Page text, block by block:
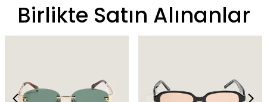
Birlikte Satın Alınanlar